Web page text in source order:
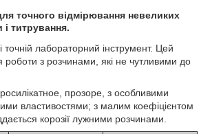
точного відмірювання невеликих
і титрування.
точній лабораторний інструмент. Цей
роботи з розчинами, які не чутливими до
прозоре, з особливими
властивостями; з малим коефіцієнтом
корозії лужними розчинами.